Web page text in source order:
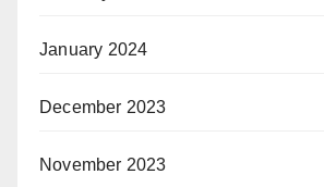
January 2024
December 2023
November 2023